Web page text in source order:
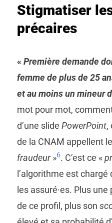
Stigmatiser
précaires
« Première demande
femme de plus de 25
et au moins un mineur
mot pour mot,
d’une slide PowerPoint,
de la CNAM appellent
fraudeur»6. C’est ce «
l’algorithme est
les assuré·es. Plus
de ce profil, plus son